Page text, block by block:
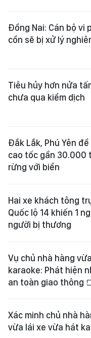
Đồng Nai: Cán bộ vi
cồn sẽ bị xử lý
Tiêu hủy hơn nửa
chưa qua kiểm dịch
Đắk Lắk, Phú Yên
cao tốc gần 30.000
rừng với biển
Hai xe khách tông
Quốc lộ 14 khiến 1
người bị thương
Vụ chủ nhà hàng
karaoke: Phát hiện
an toàn giao thông
Xác minh chủ nhà
vừa lái xe vừa hát